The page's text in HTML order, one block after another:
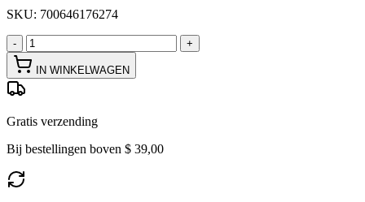
SKU: 700646176274
- +
IN WINKELWAGEN
Gratis verzending
Bij bestellingen boven $ 39,00